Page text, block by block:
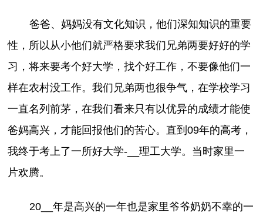
爸爸、妈妈没有文化知识，他们深知知识的重要
性，所以从小他们就严格要求我们兄弟两要好好的学
习，将来要考个好大学，找个好工作，不要像他们一
样在农村没工作。我们兄弟两也很争气，在学校学习
一直名列前茅，在我们看来只有以优异的成绩才能使
爸妈高兴，才能回报他们的苦心。直到09年的高考，
我终于考上了一所好大学-__理工大学。当时家里一
片欢腾。
20__年是高兴的一年也是家里爷爷奶奶不幸的一